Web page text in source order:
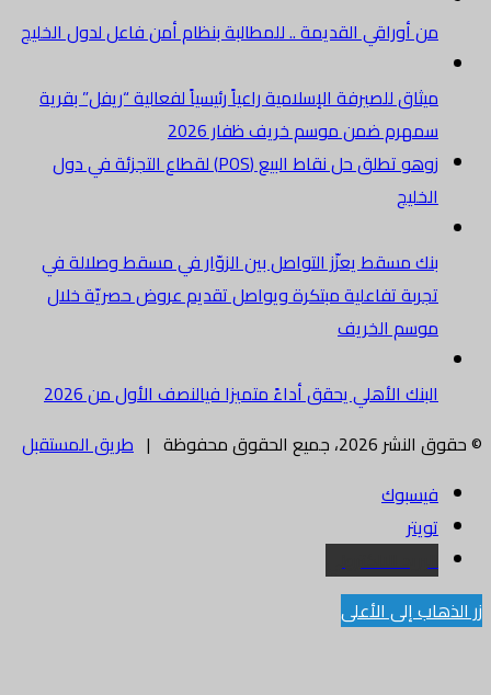
من أوراقي القديمة .. للمطالبة بنظام أمن فاعل لدول الخليج
ميثاق للصيرفة الإسلامية راعياً رئيسياً لفعالية “ريفل” بقرية
سمهرم ضمن موسم خريف ظفار 2026
زوهو تطلق حل نقاط البيع (POS) لقطاع التجزئة في دول
الخليج
بنك مسقط يعزّز التواصل بين الزوّار في مسقط وصلالة في
تجربة تفاعلية مبتكرة ويواصل تقديم عروض حصريّة خلال
موسم الخريف
البنك الأهلي يحقق أداءً متميزا فيالنصف الأول من 2026
© حقوق النشر 2026، جميع الحقوق محفوظة |
طريق المستقبل
فيسبوك
تويتر
البريد الالكتروني
زر الذهاب إلى الأعلى